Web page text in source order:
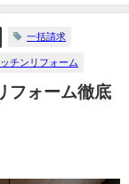
一括請求
チンリフォーム
フォーム徹底